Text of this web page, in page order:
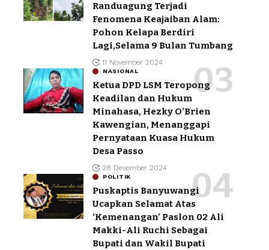
Randuagung Terjadi
Fenomena Keajaiban Alam:
Pohon Kelapa Berdiri
Lagi,Selama 9 Bulan Tumbang
11 November 2024
NASIONAL
Ketua DPD LSM Teropong
Keadilan dan Hukum
Minahasa, Hezky O’Brien
Kawengian, Menanggapi
Pernyataan Kuasa Hukum
Desa Passo
28 Desember 2024
POLITIK
Puskaptis Banyuwangi
Ucapkan Selamat Atas
‘Kemenangan’ Paslon 02 Ali
Makki-Ali Ruchi Sebagai
Bupati dan Wakil Bupati